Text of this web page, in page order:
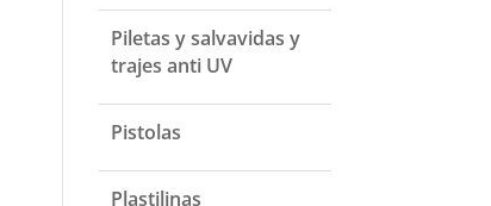
Piletas y salvavidas y
trajes anti UV
Pistolas
Plastilinas